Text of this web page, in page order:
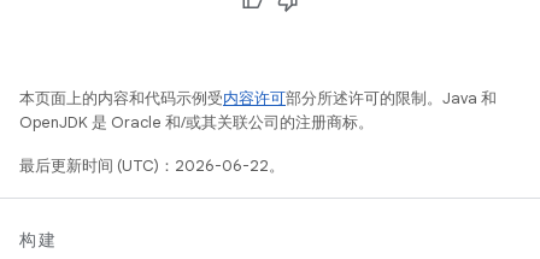
本页面上的内容和代码示例受内容许可部分所述许可的限制。Java 和
OpenJDK 是 Oracle 和/或其关联公司的注册商标。
最后更新时间 (UTC)：2026-06-22。
构建